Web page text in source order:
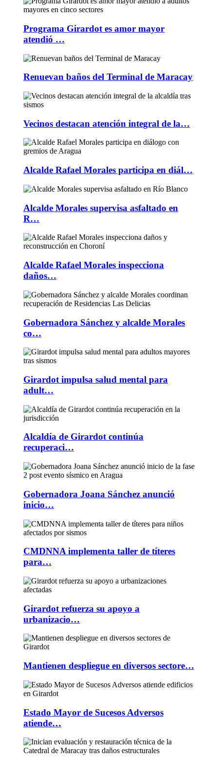
Programa Girardot es amor mayor
atendió …
Renuevan baños del Terminal de Maracay
Vecinos destacan atención integral de la…
Alcalde Rafael Morales participa en diál…
Alcalde Morales supervisa asfaltado en
R…
Alcalde Rafael Morales inspecciona
daños…
Gobernadora Sánchez y alcalde Morales
co…
Girardot impulsa salud mental para
adult…
Alcaldía de Girardot continúa
recuperaci…
Gobernadora Joana Sánchez anunció
inicio…
CMDNNA implementa taller de títeres
para…
Girardot refuerza su apoyo a
urbanizacio…
Mantienen despliegue en diversos sectore…
Estado Mayor de Sucesos Adversos
atiende…